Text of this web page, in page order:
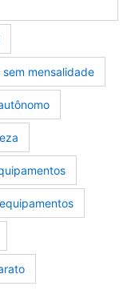
mensalidade